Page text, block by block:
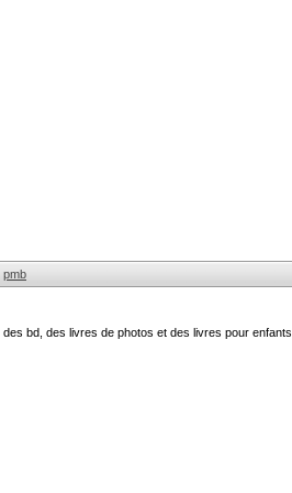
pmb
bd, des livres de photos et des livres pour enfants.